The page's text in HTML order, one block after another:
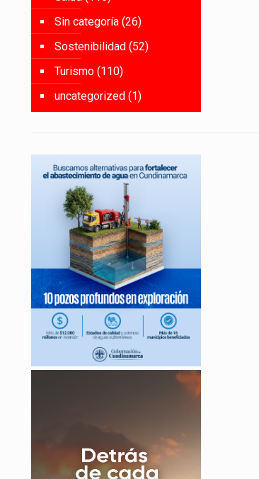
Sin categoría (26)
Sostenibilidad (52)
Turismo (110)
uncategorized (1)